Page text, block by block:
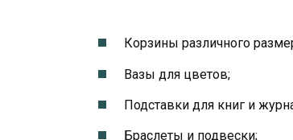
Корзины различного
Вазы для цветов;
Подставки для книг и
Браслеты и подвески;